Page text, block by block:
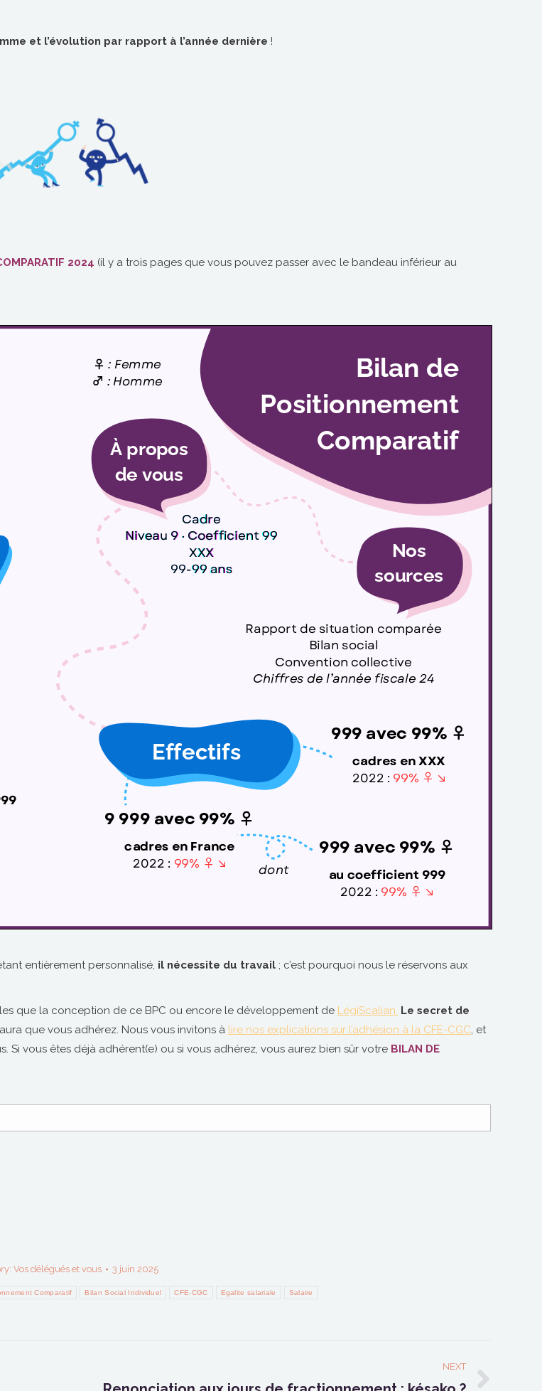
et l’évolution par rapport à l’année dernière !
2024 (il y a trois pages que vous pouvez passer avec le bandeau inférieur au
entièrement personnalisé, il nécessite du travail ; c’est pourquoi nous le réservons aux
que la conception de ce BPC ou encore le développement de LégiScalian. Le secret de
que vous adhérez. Nous vous invitons à lire nos explications sur l’adhésion à la CFE-CGC, et
Si vous êtes déjà adhérent(e) ou si vous adhérez, vous aurez bien sûr votre BILAN DE
Vos délégués et vous 3 juin 2025
Comparatif Bilan Social Individuel CFE-CGC Egalite salariale Salaire
NEXT
Next